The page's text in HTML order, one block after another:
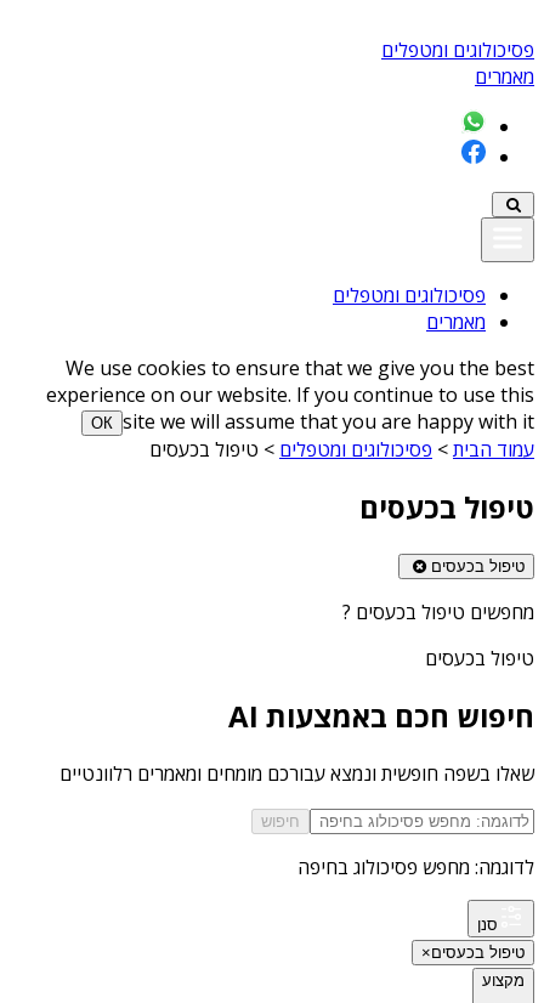
פסיכולוגים ומטפלים
מאמרים
פסיכולוגים ומטפלים
מאמרים
We use cookies to ensure that we give you the best
experience on our website. If you continue to use this
site we will assume that you are happy with it
ОК
עמוד הבית> פסיכולוגים ומטפלים > טיפול בכעסים
טיפול בכעסים
טיפול בכעסים
מחפשים טיפול בכעסים ?
טיפול בכעסים
חיפוש חכם באמצעות AI
שאלו בשפה חופשית ונמצא עבורכם מומחים ומאמרים רלוונטיים
חיפוש
לדוגמה: מחפש פסיכולוג בחיפה
סנן
טיפול בכעסים×
מקצוע